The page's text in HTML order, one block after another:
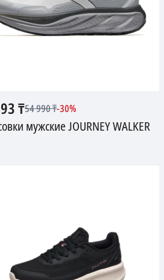
₸54 990₸-30%
мужские JOURNEY WALKER